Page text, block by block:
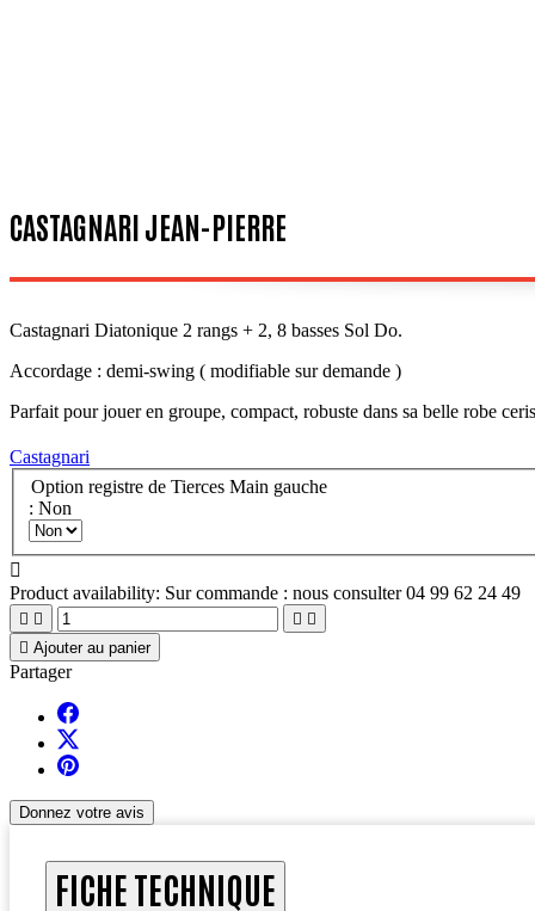
CASTAGNARI JEAN-PIERRE
Castagnari Diatonique 2 rangs + 2, 8 basses Sol Do.
Accordage : demi-swing ( modifiable sur demande )
Parfait pour jouer en groupe, compact, robuste dans sa belle robe
Castagnari
Option registre de Tierces Main gauche
: Non

Product availability: Sur commande : nous consulter 04 99 62 24 49
   
 Ajouter au panier
Partager
Donnez votre avis
FICHE TECHNIQUE